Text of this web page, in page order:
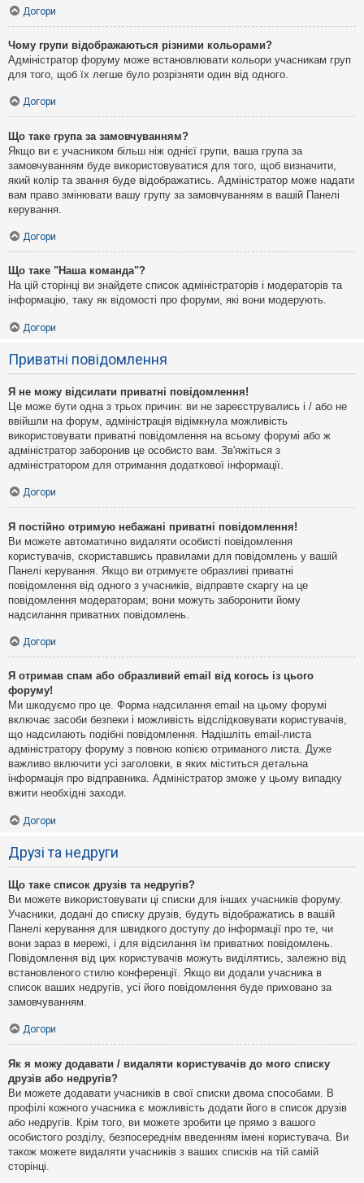
Догори
Чому групи відображаються різними кольорами?
Адміністратор форуму може встановлювати кольори учасникам груп
для того, щоб їх легше було розрізняти один від одного.
Догори
Що таке група за замовчуванням?
Якщо ви є учасником більш ніж однієї групи, ваша група за
замовчуванням буде використовуватися для того, щоб визначити,
який колір та звання буде відображатись. Адміністратор може надати
вам право змінювати вашу групу за замовчуванням в вашій Панелі
керування.
Догори
Що таке "Наша команда"?
На цій сторінці ви знайдете список адміністраторів і модераторів та
інформацію, таку як відомості про форуми, які вони модерують.
Догори
Приватні повідомлення
Я не можу відсилати приватні повідомлення!
Це може бути одна з трьох причин: ви не зареєструвались і / або не
ввійшли на форум, адміністрація відімкнула можливість
використовувати приватні повідомлення на всьому форумі або ж
адміністратор заборонив це особисто вам. Зв'яжіться з
адміністратором для отримання додаткової інформації.
Догори
Я постійно отримую небажані приватні повідомлення!
Ви можете автоматично видаляти особисті повідомлення
користувачів, скориставшись правилами для повідомлень у вашій
Панелі керування. Якщо ви отримуєте образливі приватні
повідомлення від одного з учасників, відправте скаргу на це
повідомлення модераторам; вони можуть заборонити йому
надсилання приватних повідомлень.
Догори
Я отримав спам або образливий email від когось із цього
форуму!
Ми шкодуємо про це. Форма надсилання email на цьому форумі
включає засоби безпеки і можливість відслідковувати користувачів,
що надсилають подібні повідомлення. Надішліть email-листа
адміністратору форуму з повною копією отриманого листа. Дуже
важливо включити усі заголовки, в яких міститься детальна
інформація про відправника. Адміністратор зможе у цьому випадку
вжити необхідні заходи.
Догори
Друзі та недруги
Що таке список друзів та недругів?
Ви можете використовувати ці списки для інших учасників форуму.
Учасники, додані до списку друзів, будуть відображатись в вашій
Панелі керування для швидкого доступу до інформації про те, чи
вони зараз в мережі, і для відсилання їм приватних повідомлень.
Повідомлення від цих користувачів можуть виділятись, залежно від
встановленого стилю конференції. Якщо ви додали учасника в
список ваших недругів, усі його повідомлення буде приховано за
замовчуванням.
Догори
Як я можу додавати / видаляти користувачів до мого списку
друзів або недругів?
Ви можете додавати учасників в свої списки двома способами. В
профілі кожного учасника є можливість додати його в список друзів
або недругів. Крім того, ви можете зробити це прямо з вашого
особистого розділу, безпосереднім введенням імені користувача. Ви
також можете видаляти учасників з ваших списків на тій самій
сторінці.